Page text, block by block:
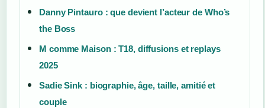
Danny Pintauro : que devient l’acteur de Who’s
the Boss
M comme Maison : T18, diffusions et replays
2025
Sadie Sink : biographie, âge, taille, amitié et
couple